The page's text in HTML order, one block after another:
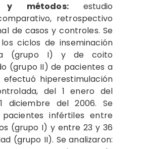
y métodos:estudio
retrospectivo
de casos y controles. Se
ciclos de inseminación
(grupo I) y de coito
(grupo II) de pacientes a
efectuó hiperestimulación
del 1 enero del
diciembre del 2006. Se
pacientes infértiles entre
(grupo I) y entre 23 y 36
(grupo II). Se analizaron: